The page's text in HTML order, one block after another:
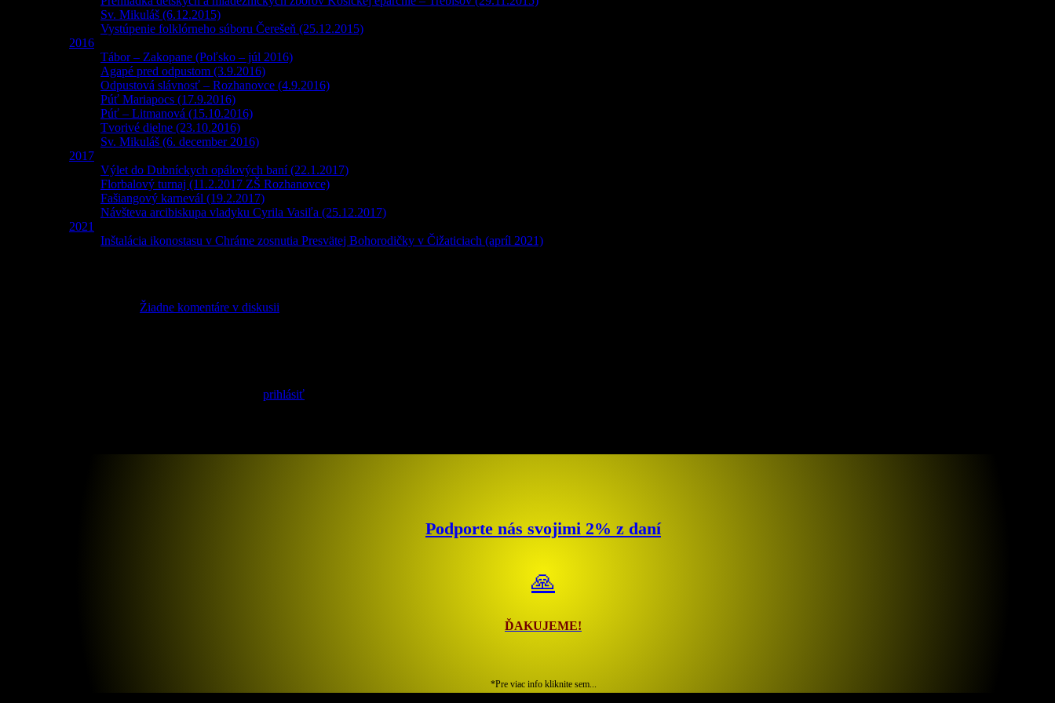
Sv. Mikuláš (6.12.2015)
Vystúpenie folklórneho súboru Čerešeň (25.12.2015)
2016
Tábor – Zakopane (Poľsko – júl 2016)
Agapé pred odpustom (3.9.2016)
Odpustová slávnosť – Rozhanovce (4.9.2016)
Púť Mariapocs (17.9.2016)
Púť – Litmanová (15.10.2016)
Tvorivé dielne (23.10.2016)
Sv. Mikuláš (6. december 2016)
2017
Výlet do Dubníckych opálových baní (22.1.2017)
Florbalový turnaj (11.2.2017 ZŠ Rozhanovce)
Fašiangový karnevál (19.2.2017)
Návšteva arcibiskupa vladyku Cyrila Vasiľa (25.12.2017)
2021
Inštalácia ikonostasu v Chráme zosnutia Presvätej Bohorodičky v Čižaticiach (apríl 2021)
Žiadne komentáre v diskusii
prihlásiť
Podporte nás svojimi 2% z daní
🙏
ĎAKUJEME!
*Pre viac info kliknite sem...